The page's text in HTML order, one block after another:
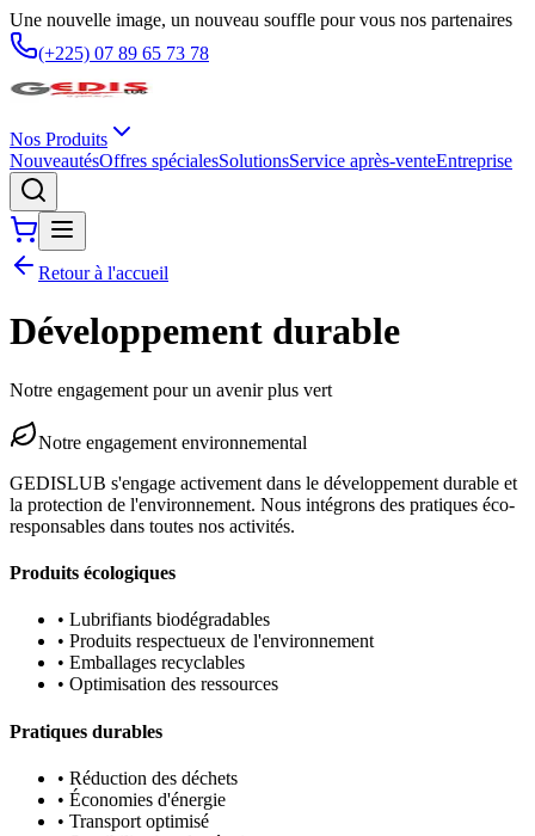
Une nouvelle image, un nouveau souffle pour vous nos partenaires
(+225) 07 89 65 73 78
Nos Produits
NouveautésOffres spécialesSolutionsService après-venteEntreprise
Retour à l'accueil
Développement durable
Notre engagement pour un avenir plus vert
Notre engagement environnemental
GEDISLUB s'engage activement dans le développement durable et
la protection de l'environnement. Nous intégrons des pratiques éco-
responsables dans toutes nos activités.
Produits écologiques
• Lubrifiants biodégradables
• Produits respectueux de l'environnement
• Emballages recyclables
• Optimisation des ressources
Pratiques durables
• Réduction des déchets
• Économies d'énergie
• Transport optimisé